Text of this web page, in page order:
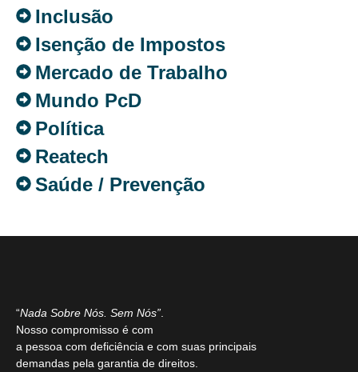
Inclusão
Isenção de Impostos
Mercado de Trabalho
Mundo PcD
Política
Reatech
Saúde / Prevenção
“Nada Sobre Nós. Sem Nós”
Nosso compromisso é com
a pessoa com deficiência e com suas principais
demandas pela garantia de direitos.